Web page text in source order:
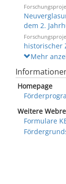
dem 2.
historischer
Mehr
Homepage
Weitere
Formulare